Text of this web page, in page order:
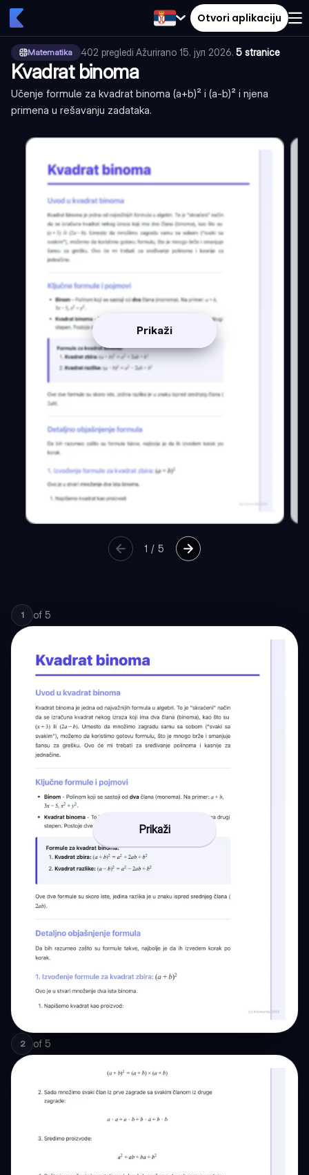
Otvori aplikaciju
Matematika 402 pregledi·Ažurirano 15. јул 2026.·5 stranice
Kvadrat binoma
Učenje formule za kvadrat binoma (a+b)² i (a-b)² i njena
primena u rešavanju zadataka.
Prikaži
1 /5
1 of 5
Prikaži
2 of 5